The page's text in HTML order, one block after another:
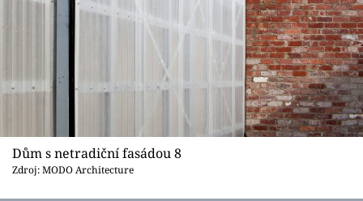
Dům s netradiční fasádou 8
Zdroj: MODO Architecture